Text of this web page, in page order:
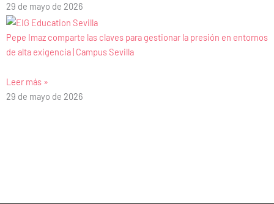
29 de mayo de 2026
Pepe Imaz comparte las claves para gestionar la presión en entornos
de alta exigencia | Campus Sevilla
Leer más »
29 de mayo de 2026